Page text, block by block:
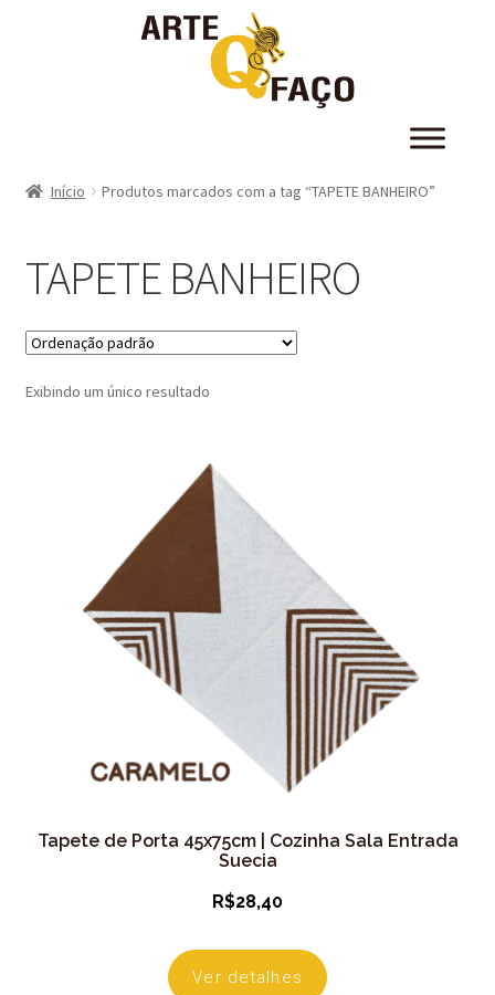
Início Produtos marcados com a tag “TAPETE BANHEIRO”
TAPETE BANHEIRO
Exibindo um único resultado
Tapete de Porta 45x75cm | Cozinha Sala Entrada
Suecia
R$28,40
Ver detalhes